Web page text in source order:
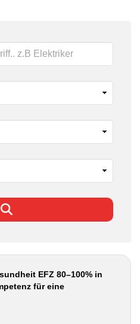
EFZ 80–100% in
für eine